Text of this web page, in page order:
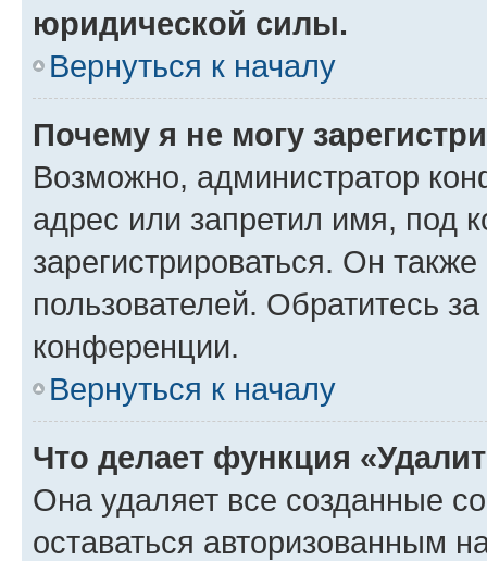
юридической силы.
Вернуться к началу
Почему я не могу
Возможно, администратор
адрес или запретил имя, под
зарегистрироваться. Он
пользователей. Обратитесь
конференции.
Вернуться к началу
Что делает функция
Она удаляет все созданные
оставаться авторизованным